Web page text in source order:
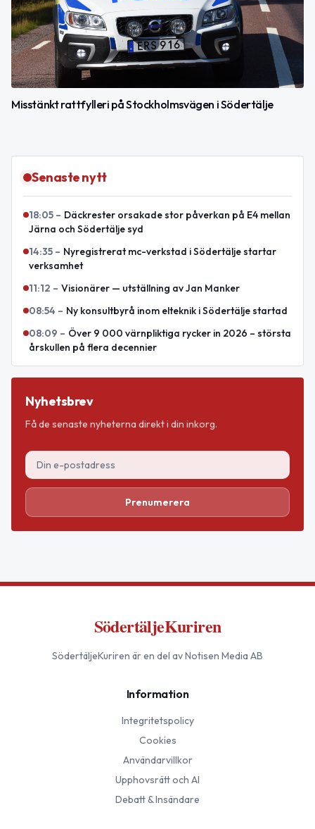
Misstänkt rattfylleri på Stockholmsvägen i Södertälje
Senaste nytt
18:05 – Däckrester orsakade stor påverkan på E4 mellan
Järna och Södertälje syd
14:35 – Nyregistrerat mc-verkstad i Södertälje startar
verksamhet
11:12 – Visionärer — utställning av Jan Manker
08:54 – Ny konsultbyrå inom elteknik i Södertälje startad
08:09 – Över 9 000 värnpliktiga rycker in 2026 – största
årskullen på flera decennier
Nyhetsbrev
Få de senaste nyheterna direkt i din inkorg.
Prenumerera
SödertäljeKuriren
SödertäljeKuriren är en del av Notisen Media AB
Information
Integritetspolicy
Cookies
Användarvillkor
Upphovsrätt och AI
Debatt & Insändare